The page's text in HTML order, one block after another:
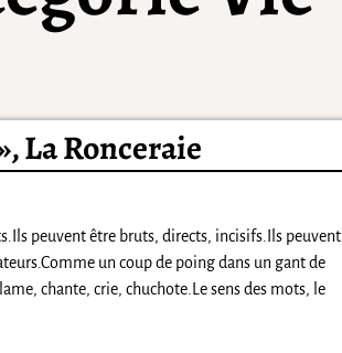
La Ronceraie
peuvent être bruts, directs, incisifs.Ils peuvent
un coup de poing dans un gant de
chante, crie, chuchote.Le sens des mots, le